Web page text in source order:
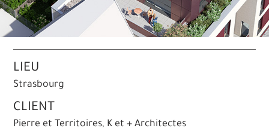
LIEU
Strasbourg
CLIENT
Pierre et Territoires, K et + Architectes